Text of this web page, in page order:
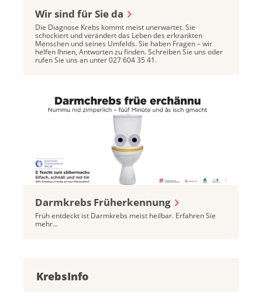
Wir sind für Sie da
Die Diagnose Krebs kommt meist unerwartet. Sie
schockiert und verändert das Leben des erkrankten
Menschen und seines Umfelds. Sie haben Fragen – wir
helfen Ihnen, Antworten zu finden. Schreiben Sie uns oder
rufen Sie uns an unter 027 604 35 41.
Darmkrebs Früherkennung
Früh entdeckt ist Darmkrebs meist heilbar. Erfahren Sie
mehr...
KrebsInfo